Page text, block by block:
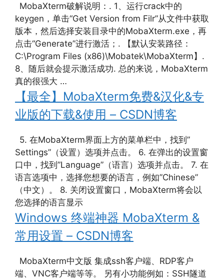
MobaXterm破解说明：. 1、运行crack中的
keygen，单击“Get Version from Filr”从文件中获取
版本，然后选择安装目录中的MobaXterm.exe，再
点击“Generate”进行激活；. 【默认安装路径：
C:\Program Files (x86)\Mobatek\MobaXterm】.
8、随后就会提示激活成功. 总的来说，MobaXterm
真的很强大 …
【最全】MobaXterm免费&汉化&专
业版的下载&使用 – CSDN博客
5. 在MobaXterm界面上方的菜单栏中，找到”
Settings”（设置）选项并点击。 6. 在弹出的设置窗
口中，找到”Language”（语言）选项并点击。 7. 在
语言选项中，选择您想要的语言，例如”Chinese”
（中文）。 8. 关闭设置窗口，MobaXterm将会以
您选择的语言显示
Windows 终端神器 MobaXterm &
常用设置 – CSDN博客
MobaXterm中文版 集成ssh客户端、RDP客户
端、VNC客户端等等。 另有小功能例如：SSH隧道